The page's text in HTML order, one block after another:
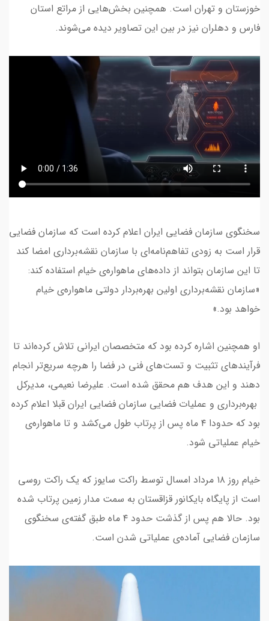
خوزستان و تهران است. همچنین بخش‌هایی از مراتع استان
فارس و دهلران نیز در بین این تصاویر دیده می‌شوند.
سخنگوی سازمان فضایی ایران اعلام کرده است که سازمان فضایی
قرار است به زودی تفاهم‌نامه‌ای با سازمان نقشه‌برداری امضا کند
تا این سازمان بتواند از داده‌های ماهواره‌ی خیام استفاده کند:
«سازمان نقشه‌برداری اولین بهره‌بردار دولتی ماهواره‌ی خیام
خواهد بود.»
او همچنین اشاره کرده بود که متخصصان ایرانی تلاش کرده‌اند تا
فرآیند‌های تثبیت و تست‌های فنی در فضا را هرچه سریع‌تر انجام
دهند و این هدف هم محقق شده است. علیرضا نعیمی، مدیرکل
بهره‌برداری و عملیات فضایی سازمان فضایی ایران قبلا اعلام کرده
بود که حدودا ۴ ماه پس از پرتاب طول می‌کشد و تا ماهواره‌ی
خیام عملیاتی شود.
خیام روز ۱۸ مرداد امسال توسط راکت سایوز که یک راکت روسی
است از پایگاه بایکانور قزاقستان به سمت مدار زمین پرتاب شده
بود. حالا هم پس از گذشت حدود ۴ ماه طبق گفته‌ی سخنگوی
سازمان فضایی آماده‌ی عملیاتی شدن است.